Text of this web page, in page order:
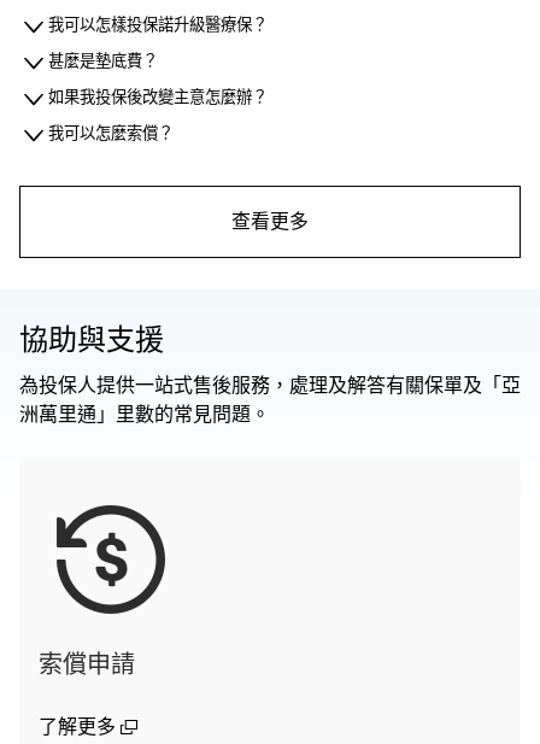
我可以怎樣投保諾升級醫療保？
甚麼是墊底費？
如果我投保後改變主意怎麼辦？
我可以怎麼索償？
查看更多
協助與支援
為投保人提供一站式售後服務，處理及解答有關保單及「亞
洲萬里通」里數的常見問題。
索償申請
了解更多 (open in a new window)